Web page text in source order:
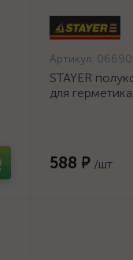
Артикул: 06690
STAYER
для
588 ₽ /шт